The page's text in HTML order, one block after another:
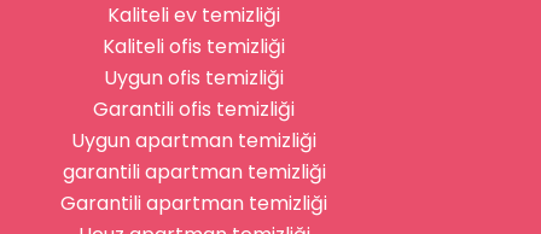
Kaliteli ev temizliği
Kaliteli ofis temizliği
Uygun ofis temizliği
Garantili ofis temizliği
Uygun apartman temizliği
garantili apartman temizliği
Garantili apartman temizliği